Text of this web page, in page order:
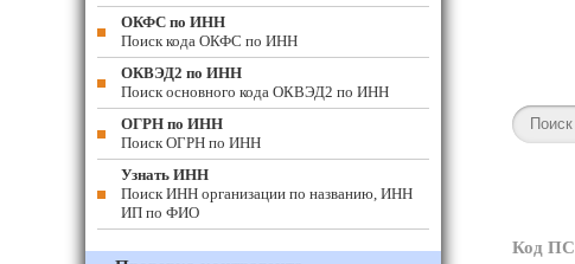
Код ПС
ОКФС по ИНН
Поиск кода ОКФС по ИНН
ОКВЭД2 по ИНН
Поиск основного кода ОКВЭД2 по ИНН
ОГРН по ИНН
Поиск ОГРН по ИНН
Узнать ИНН
Поиск ИНН организации по названию, ИНН
ИП по ФИО